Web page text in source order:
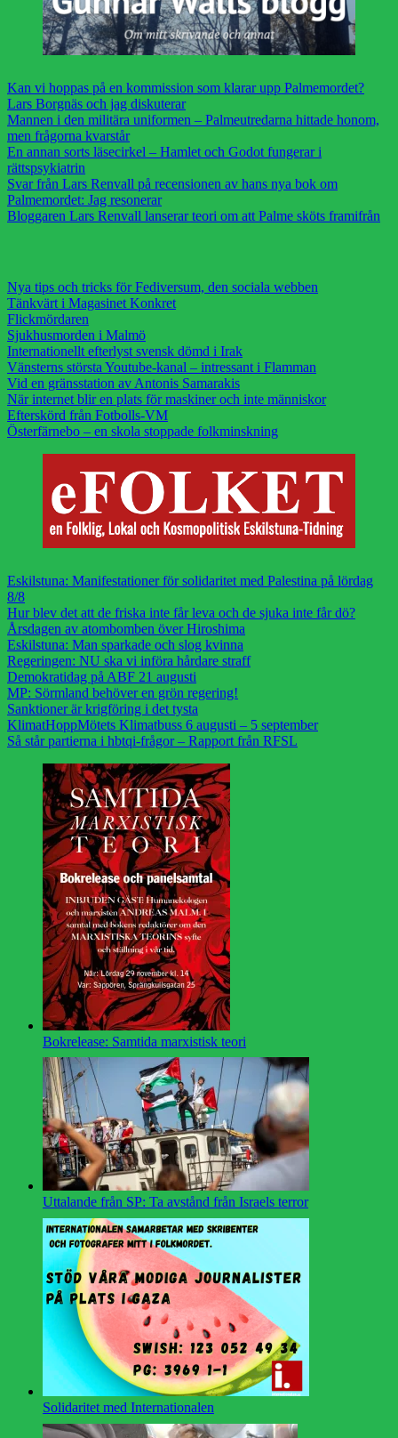
Kan vi hoppas på en kommission som klarar upp Palmemordet?
Lars Borgnäs och jag diskuterar
Mannen i den militära uniformen – Palmeutredarna hittade honom,
men frågorna kvarstår
En annan sorts läsecirkel – Hamlet och Godot fungerar i
rättspsykiatrin
Svar från Lars Renvall på recensionen av hans nya bok om
Palmemordet: Jag resonerar
Bloggaren Lars Renvall lanserar teori om att Palme sköts framifrån
Nya tips och tricks för Fediversum, den sociala webben
Tänkvärt i Magasinet Konkret
Flickmördaren
Sjukhusmorden i Malmö
Internationellt efterlyst svensk dömd i Irak
Vänsterns största Youtube-kanal – intressant i Flamman
Vid en gränsstation av Antonis Samarakis
När internet blir en plats för maskiner och inte människor
Efterskörd från Fotbolls-VM
Österfärnebo – en skola stoppade folkminskning
Eskilstuna: Manifestationer för solidaritet med Palestina på lördag
8/8
Hur blev det att de friska inte får leva och de sjuka inte får dö?
Årsdagen av atombomben över Hiroshima
Eskilstuna: Man sparkade och slog kvinna
Regeringen: NU ska vi införa hårdare straff
Demokratidag på ABF 21 augusti
MP: Sörmland behöver en grön regering!
Sanktioner är krigföring i det tysta
KlimatHoppMötets Klimatbuss 6 augusti – 5 september
Så står partierna i hbtqi-frågor – Rapport från RFSL
Bokrelease: Samtida marxistisk teori
Uttalande från SP: Ta avstånd från Israels terror
Solidaritet med Internationalen